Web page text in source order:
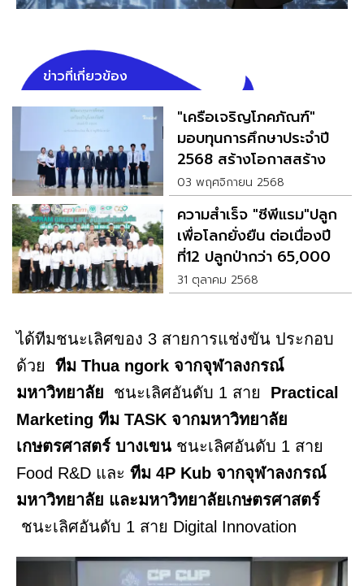
ข่าวที่เกี่ยวข้อง
"เครือเจริญโภคภัณฑ์"
มอบทุนการศึกษาประจำปี
2568 สร้างโอกาสสร้าง
อนาคต
03 พฤศจิกายน 2568
ความสำเร็จ "ซีพีแรม"ปลูก
เพื่อโลกยั่งยืน ต่อเนื่องปี
ที่12 ปลูกป่ากว่า 65,000
ต้น
31 ตุลาคม 2568
ได้ทีมชนะเลิศของ 3 สายการแช่งขัน ประกอบ
ด้วย ทีม Thua ngork จากจุฬาลงกรณ์
มหาวิทยาลัย ชนะเลิศอันดับ 1 สาย Practical
Marketing ทีม TASK จากมหาวิทยาลัย
เกษตรศาสตร์ บางเขน ชนะเลิศอันดับ 1 สาย
Food R&D และ ทีม 4P Kub จากจุฬาลงกรณ์
มหาวิทยาลัย และมหาวิทยาลัยเกษตรศาสตร์
ชนะเลิศอันดับ 1 สาย Digital Innovation